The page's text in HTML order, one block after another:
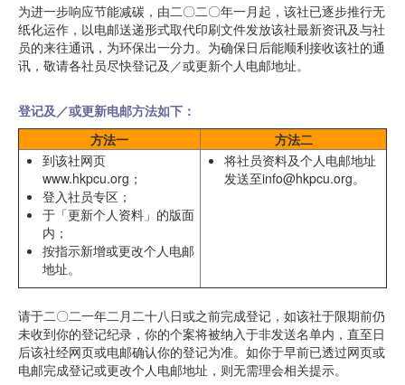
为进一步响应节能减碳，由二〇二〇年一月起，该社已逐步推行无
纸化运作，以电邮送递形式取代印刷文件发放该社最新资讯及与社
员的来往通讯，为环保出一分力。为确保日后能顺利接收该社的通
讯，敬请各社员尽快登记及／或更新个人电邮地址。
登记及／或更新电邮方法如下：
方法一
方法二
到该社网页
www.hkpcu.org；
登入社员专区；
于「更新个人资料」的版面
内；
按指示新增或更改个人电邮
地址。
将社员资料及个人电邮地址
发送至info@hkpcu.org。
请于二〇二一年二月二十八日或之前完成登记，如该社于限期前仍
未收到你的登记纪录，你的个案将被纳入于非发送名单内，直至日
后该社经网页或电邮确认你的登记为准。如你于早前已透过网页或
电邮完成登记或更改个人电邮地址，则无需理会相关提示。